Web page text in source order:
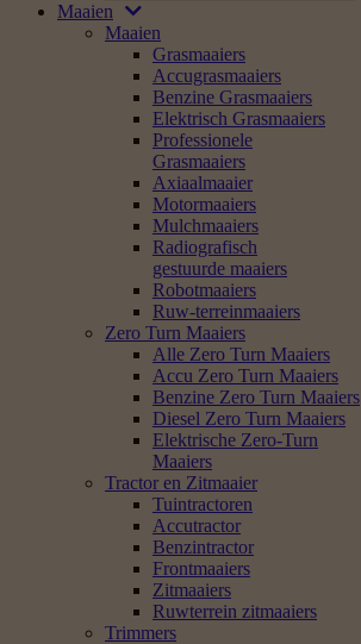
Maaien
Maaien
Grasmaaiers
Accugrasmaaiers
Benzine Grasmaaiers
Elektrisch Grasmaaiers
Professionele
Grasmaaiers
Axiaalmaaier
Motormaaiers
Mulchmaaiers
Radiografisch
gestuurde maaiers
Robotmaaiers
Ruw-terreinmaaiers
Zero Turn Maaiers
Alle Zero Turn Maaiers
Accu Zero Turn Maaiers
Benzine Zero Turn Maaiers
Diesel Zero Turn Maaiers
Elektrische Zero-Turn
Maaiers
Tractor en Zitmaaier
Tuintractoren
Accutractor
Benzintractor
Frontmaaiers
Zitmaaiers
Ruwterrein zitmaaiers
Trimmers